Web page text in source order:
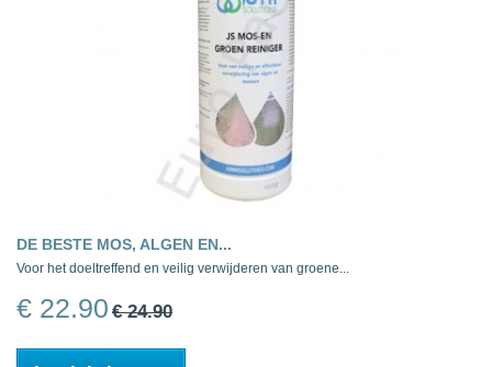
DE BESTE MOS, ALGEN EN...
Voor het doeltreffend en veilig verwijderen van groene...
€ 22.90 € 24.90